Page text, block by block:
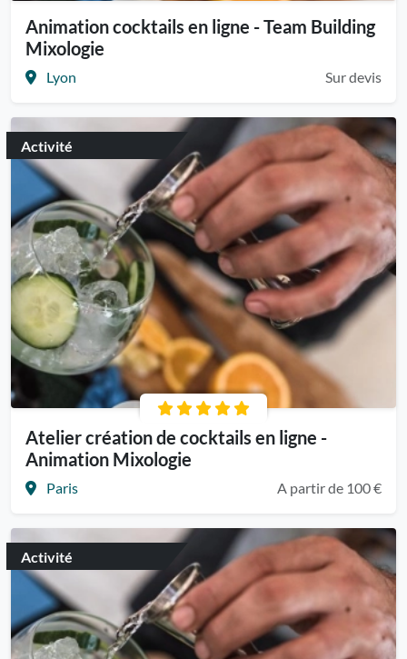
Animation cocktails en ligne - Team Building
Mixologie
Lyon Sur devis
Activité
Atelier création de cocktails en ligne -
Animation Mixologie
Paris A partir de 100 €
Activité